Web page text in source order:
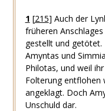
1 [215] Auch der
früheren
gestellt und getötet.
Amyntas und
Philotas, und weil
Folterung entflohen
angeklagt. Doch
Unschuld dar.